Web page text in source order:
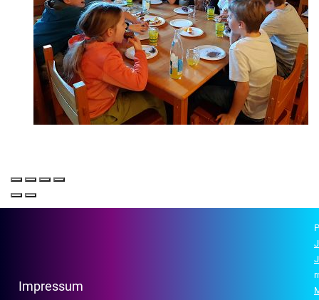
Impressum